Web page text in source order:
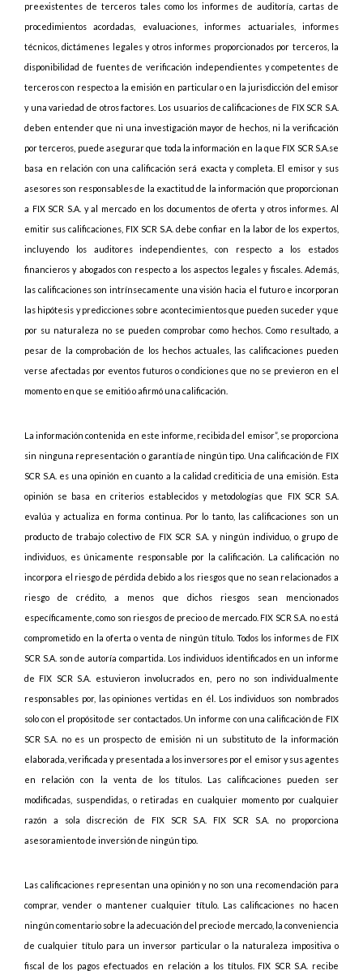
preexistentes de terceros tales como los informes de auditoría, cartas de
procedimientos acordadas, evaluaciones, informes actuariales, informes
técnicos, dictámenes legales y otros informes proporcionados por terceros, la
disponibilidad de fuentes de verificación independientes y competentes de
terceros con respecto a la emisión en particular o en la jurisdicción del emisor
y una variedad de otros factores. Los usuarios de calificaciones de FIX SCR S.A.
deben entender que ni una investigación mayor de hechos, ni la verificación
por terceros, puede asegurar que toda la información en la que FIX SCR S.A.se
basa en relación con una calificación será exacta y completa. El emisor y sus
asesores son responsables de la exactitud de la información que proporcionan
a FIX SCR S.A. y al mercado en los documentos de oferta y otros informes. Al
emitir sus calificaciones, FIX SCR S.A. debe confiar en la labor de los expertos,
incluyendo los auditores independientes, con respecto a los estados
financieros y abogados con respecto a los aspectos legales y fiscales. Además,
las calificaciones son intrínsecamente una visión hacia el futuro e incorporan
las hipótesis y predicciones sobre acontecimientos que pueden suceder y que
por su naturaleza no se pueden comprobar como hechos. Como resultado, a
pesar de la comprobación de los hechos actuales, las calificaciones pueden
verse afectadas por eventos futuros o condiciones que no se previeron en el
momento en que se emitió o afirmó una calificación.
La información contenida en este informe, recibida del emisor”, se proporciona
sin ninguna representación o garantía de ningún tipo. Una calificación de FIX
SCR S.A. es una opinión en cuanto a la calidad crediticia de una emisión. Esta
opinión se basa en criterios establecidos y metodologías que FIX SCR S.A.
evalúa y actualiza en forma continua. Por lo tanto, las calificaciones son un
producto de trabajo colectivo de FIX SCR S.A. y ningún individuo, o grupo de
individuos, es únicamente responsable por la calificación. La calificación no
incorpora el riesgo de pérdida debido a los riesgos que no sean relacionados a
riesgo de crédito, a menos que dichos riesgos sean mencionados
específicamente, como son riesgos de precio o de mercado. FIX SCR S.A. no está
comprometido en la oferta o venta de ningún título. Todos los informes de FIX
SCR S.A. son de autoría compartida. Los individuos identificados en un informe
de FIX SCR S.A. estuvieron involucrados en, pero no son individualmente
responsables por, las opiniones vertidas en él. Los individuos son nombrados
solo con el propósito de ser contactados. Un informe con una calificación de FIX
SCR S.A. no es un prospecto de emisión ni un substituto de la información
elaborada, verificada y presentada a los inversores por el emisor y sus agentes
en relación con la venta de los títulos. Las calificaciones pueden ser
modificadas, suspendidas, o retiradas en cualquier momento por cualquier
razón a sola discreción de FIX SCR S.A. FIX SCR S.A. no proporciona
asesoramiento de inversión de ningún tipo.
Las calificaciones representan una opinión y no son una recomendación para
comprar, vender o mantener cualquier título. Las calificaciones no hacen
ningún comentario sobre la adecuación del precio de mercado, la conveniencia
de cualquier título para un inversor particular o la naturaleza impositiva o
fiscal de los pagos efectuados en relación a los títulos. FIX SCR S.A. recibe